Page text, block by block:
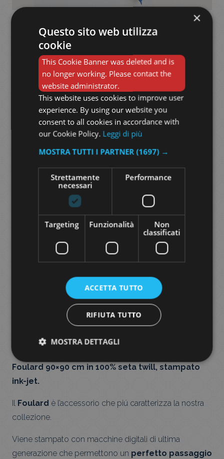
FOULARD
NAPPE BLU
90,00€
Foulard 90×90 cm in 100% seta twill, stampato
ink-jet.
Il Foulard è l’accessorio che piú caratterizza la nostra
collezione.
Viene stampato con macchine digitali di ultima
generazione che permettono un perfetto passaggio
×
Questo sito web utilizza
cookie
This Cookie Banner was deleted and is
no longer working. Please contact the
website administrator.
This website uses cookies to improve user
experience. By using our website you
consent to all cookies in accordance with
our Cookie Policy. Leggi di più
MOSTRA TUTTI I PARTNER (1697) →
Strettamente
necessari
Performance
Targeting Funzionalità
Non
classificati
ACCETTA TUTTO
RIFIUTA TUTTO
MOSTRA DETTAGLI